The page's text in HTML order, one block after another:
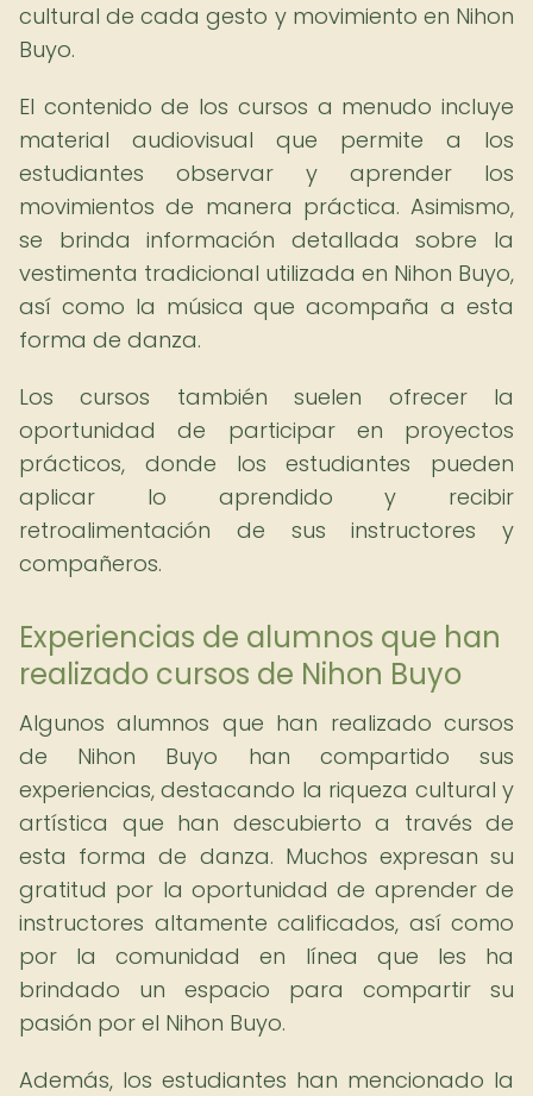
cultural de cada gesto y movimiento en Nihon
Buyo.
El contenido de los cursos a menudo incluye
material audiovisual que permite a los
estudiantes observar y aprender los
movimientos de manera práctica. Asimismo,
se brinda información detallada sobre la
vestimenta tradicional utilizada en Nihon Buyo,
así como la música que acompaña a esta
forma de danza.
Los cursos también suelen ofrecer la
oportunidad de participar en proyectos
prácticos, donde los estudiantes pueden
aplicar lo aprendido y recibir
retroalimentación de sus instructores y
compañeros.
Experiencias de alumnos que han
realizado cursos de Nihon Buyo
Algunos alumnos que han realizado cursos
de Nihon Buyo han compartido sus
experiencias, destacando la riqueza cultural y
artística que han descubierto a través de
esta forma de danza. Muchos expresan su
gratitud por la oportunidad de aprender de
instructores altamente calificados, así como
por la comunidad en línea que les ha
brindado un espacio para compartir su
pasión por el Nihon Buyo.
Además, los estudiantes han mencionado la